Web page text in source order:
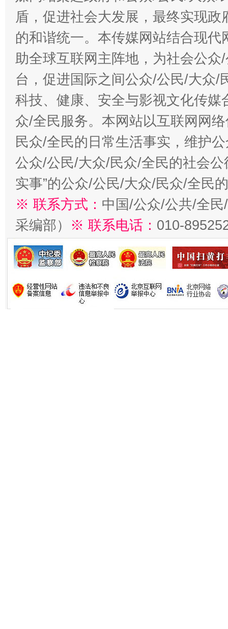
盾，促进社会大发展，最终实现
的和谐统一。本传媒网站结合现
助全球互联网主阵地，为社会公
台，促进国际之间公众/公民/大众/
科技、健康、安全与影视文化传
众/全民服务。本网站以互联网网
民众/全民的日常生活事实，维护
公众/公民/大众/民众/全民的社会公
实事”的公众/公民/大众/民众/全民
※ 联系方式： 中国/公众/公共/全
采编部） ※ 联系电话： 010-